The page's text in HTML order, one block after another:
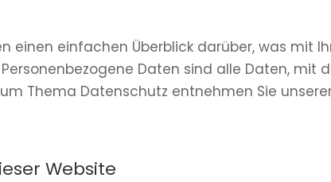
einen einfachen Überblick darüber, was mit
Daten sind alle Daten, mit
Thema Datenschutz entnehmen Sie
Website